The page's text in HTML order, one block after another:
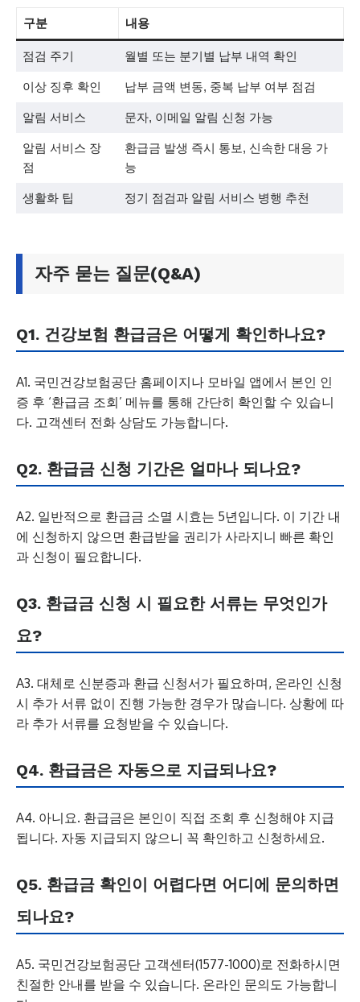
구분 내용
점검 주기 월별 또는 분기별 납부 내역 확인
이상 징후 확인 납부 금액 변동, 중복 납부 여부 점검
알림 서비스 문자, 이메일 알림 신청 가능
알림 서비스 장
점
환급금 발생 즉시 통보, 신속한 대응 가
능
생활화 팁 정기 점검과 알림 서비스 병행 추천
자주 묻는 질문(Q&A)
Q1. 건강보험 환급금은 어떻게 확인하나요?
A1. 국민건강보험공단 홈페이지나 모바일 앱에서 본인 인
증 후 ‘환급금 조회’ 메뉴를 통해 간단히 확인할 수 있습니
다. 고객센터 전화 상담도 가능합니다.
Q2. 환급금 신청 기간은 얼마나 되나요?
A2. 일반적으로 환급금 소멸 시효는 5년입니다. 이 기간 내
에 신청하지 않으면 환급받을 권리가 사라지니 빠른 확인
과 신청이 필요합니다.
Q3. 환급금 신청 시 필요한 서류는 무엇인가
요?
A3. 대체로 신분증과 환급 신청서가 필요하며, 온라인 신청
시 추가 서류 없이 진행 가능한 경우가 많습니다. 상황에 따
라 추가 서류를 요청받을 수 있습니다.
Q4. 환급금은 자동으로 지급되나요?
A4. 아니요. 환급금은 본인이 직접 조회 후 신청해야 지급
됩니다. 자동 지급되지 않으니 꼭 확인하고 신청하세요.
Q5. 환급금 확인이 어렵다면 어디에 문의하면
되나요?
A5. 국민건강보험공단 고객센터(1577-1000)로 전화하시면
친절한 안내를 받을 수 있습니다. 온라인 문의도 가능합니